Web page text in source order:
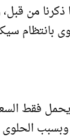
ذكرنا من
بانتظام
فقط